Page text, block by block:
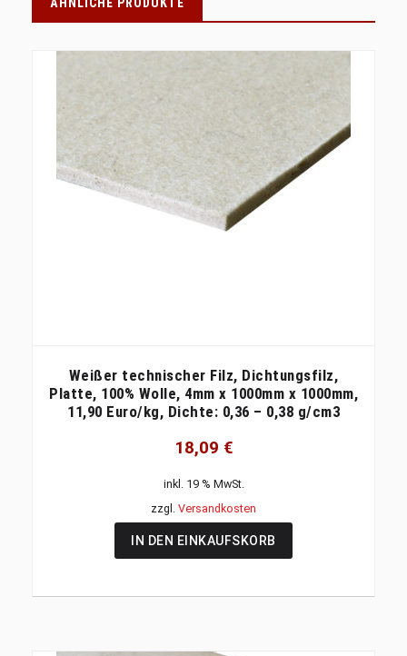
Weißer technischer Filz, Dichtungsfilz,
Platte, 100% Wolle, 4mm x 1000mm x 1000mm,
11,90 Euro/kg, Dichte: 0,36 – 0,38 g/cm3
18,09 €
inkl. 19 % MwSt.
zzgl. Versandkosten
IN DEN EINKAUFSKORB